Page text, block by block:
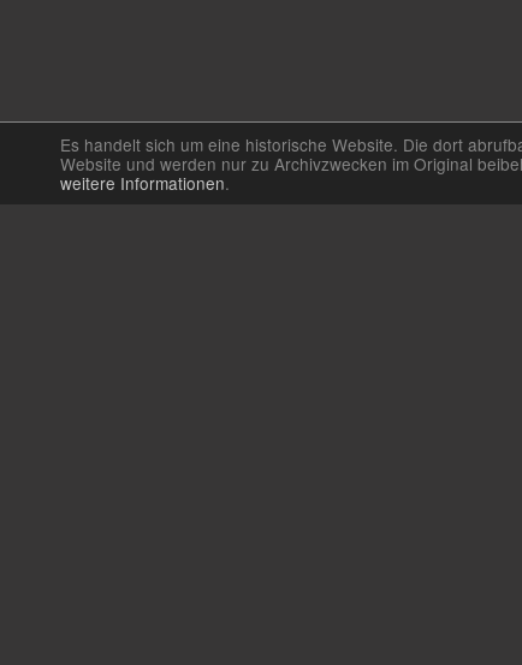
Es handelt sich um eine historische Website. Die dort
Website und werden nur zu Archivzwecken im Original
weitere Informationen.